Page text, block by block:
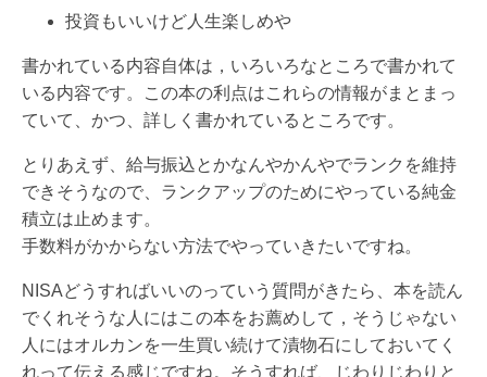
投資もいいけど人生楽しめや
書かれている内容自体は，いろいろなところで書かれて
いる内容です。この本の利点はこれらの情報がまとまっ
ていて、かつ、詳しく書かれているところです。
とりあえず、給与振込とかなんやかんやでランクを維持
できそうなので、ランクアップのためにやっている純金
積立は止めます。
手数料がかからない方法でやっていきたいですね。
NISAどうすればいいのっていう質問がきたら、本を読ん
でくれそうな人にはこの本をお薦めして，そうじゃない
人にはオルカンを一生買い続けて漬物石にしておいてく
れって伝える感じですね。そうすれば、じわりじわりと